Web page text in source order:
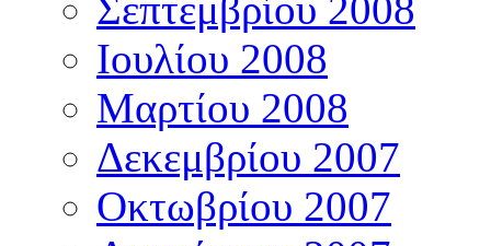
Ιουλίου 2008
Μαρτίου 2008
Δεκεμβρίου 2007
Οκτωβρίου 2007